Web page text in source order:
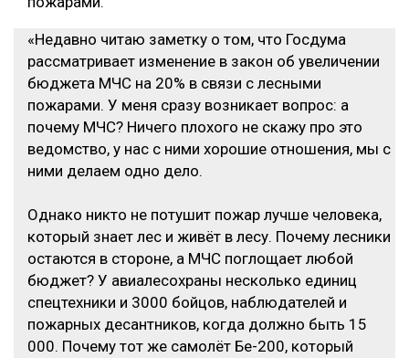
«Недавно читаю заметку о том, что Госдума
рассматривает изменение в закон об увеличении
бюджета МЧС на 20% в связи с лесными
пожарами. У меня сразу возникает вопрос: а
почему МЧС? Ничего плохого не скажу про это
ведомство, у нас с ними хорошие отношения, мы с
ними делаем одно дело.
Однако никто не потушит пожар лучше человека,
который знает лес и живёт в лесу. Почему лесники
остаются в стороне, а МЧС поглощает любой
бюджет? У авиалесохраны несколько единиц
спецтехники и 3000 бойцов, наблюдателей и
пожарных десантников, когда должно быть 15
000. Почему тот же самолёт Бе-200, который